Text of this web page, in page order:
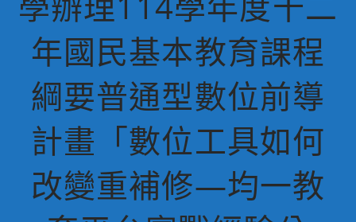
年國民基本教育課程
綱要普通型數位前導
計畫「數位工具如何
改變重補修―均一教